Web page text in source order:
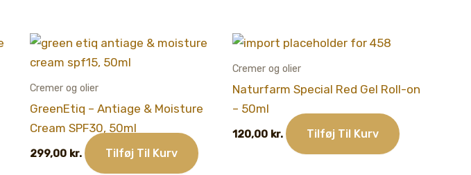
Cremer og olier
GreenEtiq – Antiage & Moisture
Cream SPF30, 50ml
299,00 kr. Tilføj Til Kurv
Cremer og olier
Naturfarm Special Red Gel Roll-on
– 50ml
120,00 kr. Tilføj Til Kurv